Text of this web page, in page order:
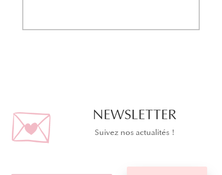
NEWSLETTER
Suivez nos actualités !